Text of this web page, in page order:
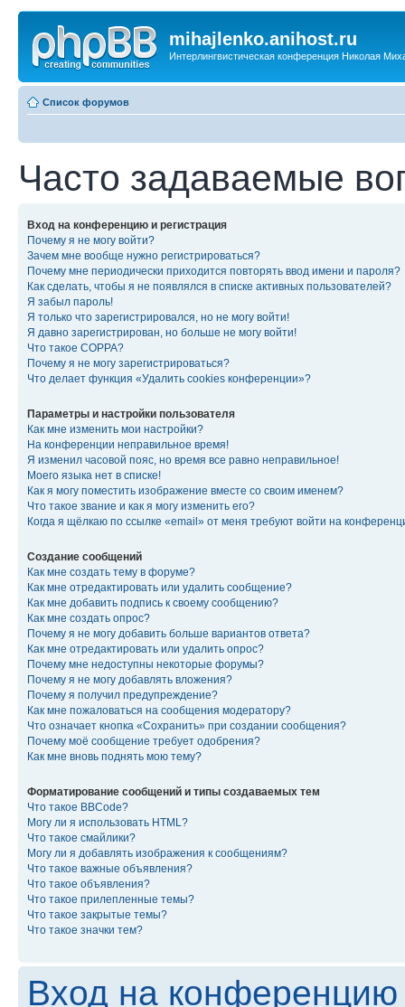
mihajlenko.anihost.ru
Интерлингвистическая конференция Николая
Список форумов
Часто задаваемые
Вход на конференцию и регистрация
Почему я не могу войти?
Зачем мне вообще нужно регистрироваться?
Почему мне периодически приходится повторять ввод имени и пароля?
Как сделать, чтобы я не появлялся в списке активных пользователей?
Я забыл пароль!
Я только что зарегистрировался, но не могу войти!
Я давно зарегистрирован, но больше не могу войти!
Что такое COPPA?
Почему я не могу зарегистрироваться?
Что делает функция «Удалить cookies конференции»?
Параметры и настройки пользователя
Как мне изменить мои настройки?
На конференции неправильное время!
Я изменил часовой пояс, но время все равно неправильное!
Моего языка нет в списке!
Как я могу поместить изображение вместе со своим именем?
Что такое звание и как я могу изменить его?
Когда я щёлкаю по ссылке «email» от меня требуют войти на
Создание сообщений
Как мне создать тему в форуме?
Как мне отредактировать или удалить сообщение?
Как мне добавить подпись к своему сообщению?
Как мне создать опрос?
Почему я не могу добавить больше вариантов ответа?
Как мне отредактировать или удалить опрос?
Почему мне недоступны некоторые форумы?
Почему я не могу добавлять вложения?
Почему я получил предупреждение?
Как мне пожаловаться на сообщения модератору?
Что означает кнопка «Сохранить» при создании сообщения?
Почему моё сообщение требует одобрения?
Как мне вновь поднять мою тему?
Форматирование сообщений и типы создаваемых тем
Что такое BBCode?
Могу ли я использовать HTML?
Что такое смайлики?
Могу ли я добавлять изображения к сообщениям?
Что такое важные объявления?
Что такое объявления?
Что такое прилепленные темы?
Что такое закрытые темы?
Что такое значки тем?
Вход на конференцию